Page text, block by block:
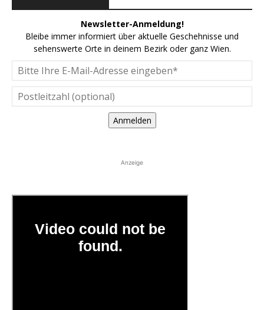
Newsletter-Anmeldung!
Bleibe immer informiert über aktuelle Geschehnisse und
sehenswerte Orte in deinem Bezirk oder ganz Wien.
Anmelden
Anzeige